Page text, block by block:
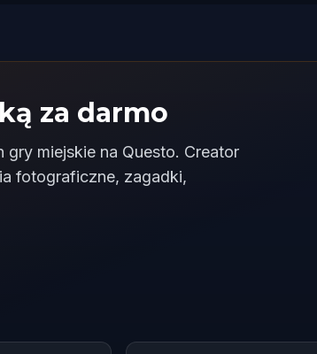
za darmo
miejskie na Questo. Creator
fotograficzne, zagadki,